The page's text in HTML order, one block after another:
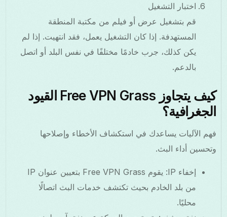
اختبار التشغيل
قم بتشغيل عرض أو فيلم من مكتبة المنطقة
المستهدفة. إذا كان التشغيل يعمل، فقد انتهيت. إذا لم
يكن كذلك، جرب خادمًا مختلفًا في نفس البلد أو اتصل
بالدعم.
كيف يتجاوز Free VPN Grass القيود
الجغرافية؟
فهم الآليات يساعدك في استكشاف الأخطاء وإصلاحها
وتحسين أداء البث.
إخفاء IP: يقوم Free VPN Grass بتعيين عنوان IP
من بلد الخادم بحيث تكتشف خدمات البث اتصالًا
محليًا.